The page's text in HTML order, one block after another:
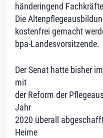
händeringend
Die
kostenfrei gemacht
bpa-Landesvorsitzende.
Der Senat hatte bisher
mit
der Reform der
Jahr
2020 überall
Heime